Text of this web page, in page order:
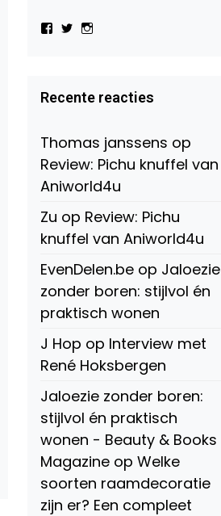
Bekijk
Beauty-
147775071915783/?
Facebook
Bekijk
op
Twitter
op
Instagram
Recente reacties
Thomas janssens op
Review: Pichu knuffel van
Aniworld4u
Zu op Review: Pichu
knuffel van Aniworld4u
EvenDelen.be op Jaloezie
zonder boren: stijlvol én
praktisch wonen
J Hop op Interview met
René Hoksbergen
Jaloezie zonder boren:
stijlvol én praktisch
wonen - Beauty & Books
Magazine op Welke
soorten raamdecoratie
zijn er? Een compleet